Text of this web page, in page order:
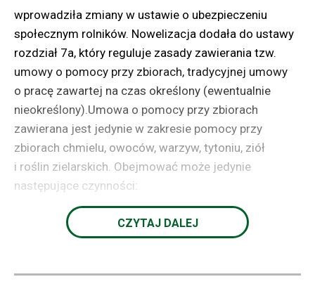
z języka łacińskiego. Z kolei źródeł współczesnej
teorii wyceny należy szukać w okresie pojawienia się
gospodarki rynkowej i rozwoju stosunków
kapitalistycznych.
Obecnie w Międzynarodowych Standardach
Sprawozdawczości Finansowej (dalej MSSF)
wymieniono cztery podstawy bądź kategorie wyceny
(rysunek 3), które ukazują możliwość posługiwania się
w wycenie dwiema kategoriami – pojęciem kosztu
i wartości [Gos, Petrykowski 2011, s. 99].
Rysunek 3. Opis podstaw wyceny według MSSF
wprowadziła zmiany w ustawie o ubezpieczeniu
społecznym rolników. Nowelizacja dodała do ustawy
rozdział 7a, który reguluje zasady zawierania tzw.
umowy o pomocy przy zbiorach, tradycyjnej umowy
o pracę zawartej na czas określony (ewentualnie
nieokreślony).Umowa o pomocy przy zbiorach
zawierana jest jedynie w zakresie pomocy przy
zbiorach chmielu, owoców, warzyw, tytoniu, ziół
i roślin zielarskich. Obejmować może jedynie
następujące czynności:
zbieranie chmielu, owoców, warzyw, tytoniu, ziół
lub roślin zielarskich
lub sortowanie zerwanych lub zebranych
CZYTAJ DALEJ